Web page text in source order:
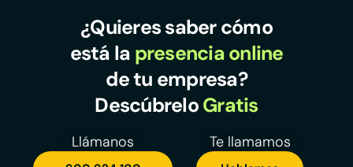
¿Quieres saber cómo
está la presencia online
de tu empresa?
DescúbreloGratis
Llámanos Te llamamos